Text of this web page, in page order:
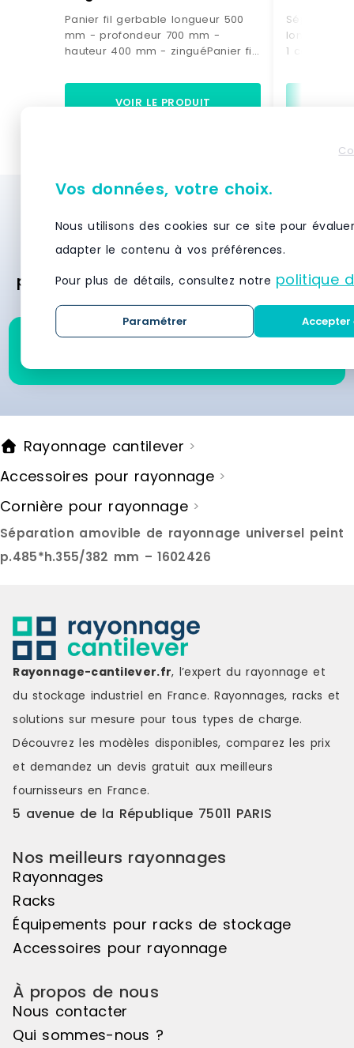
Panier fil gerbable longueur 500
mm - profondeur 700 mm -
hauteur 400 mm - zinguéPanier fil
mmProfondeur 700 mmHauteur
400 mmFinition: zinguée Peut être
VOIR LE PRODUIT
Séparateur
longueur
1 coté
mm -
rail
rayonnage ? Demandez des devis
gratuitement et recevez des offres
personnalisées des meilleurs fournisseurs
en moins de 24 heures.
Demandez un devis pour
Rayonnage cantilever >
Accessoires pour rayonnage >
Cornière pour rayonnage >
Séparation amovible de rayonnage universel peint
p.485*h.355/382 mm – 1602426
Vos données, votre choix.
Nous utilisons des cookies sur ce site pour
adapter le contenu à vos préférences.
Pour plus de détails, consultez notre politique
Paramétrer
Rayonnage-cantilever.fr, l’expert du rayonnage et
du stockage industriel en France. Rayonnages, racks et
solutions sur mesure pour tous types de charge.
Découvrez les modèles disponibles, comparez les prix
et demandez un devis gratuit aux meilleurs
fournisseurs en France.
5 avenue de la République 75011 PARIS
Nos meilleurs rayonnages
Rayonnages
Racks
Équipements pour racks de stockage
Accessoires pour rayonnage
À propos de nous
Nous contacter
Qui sommes-nous ?